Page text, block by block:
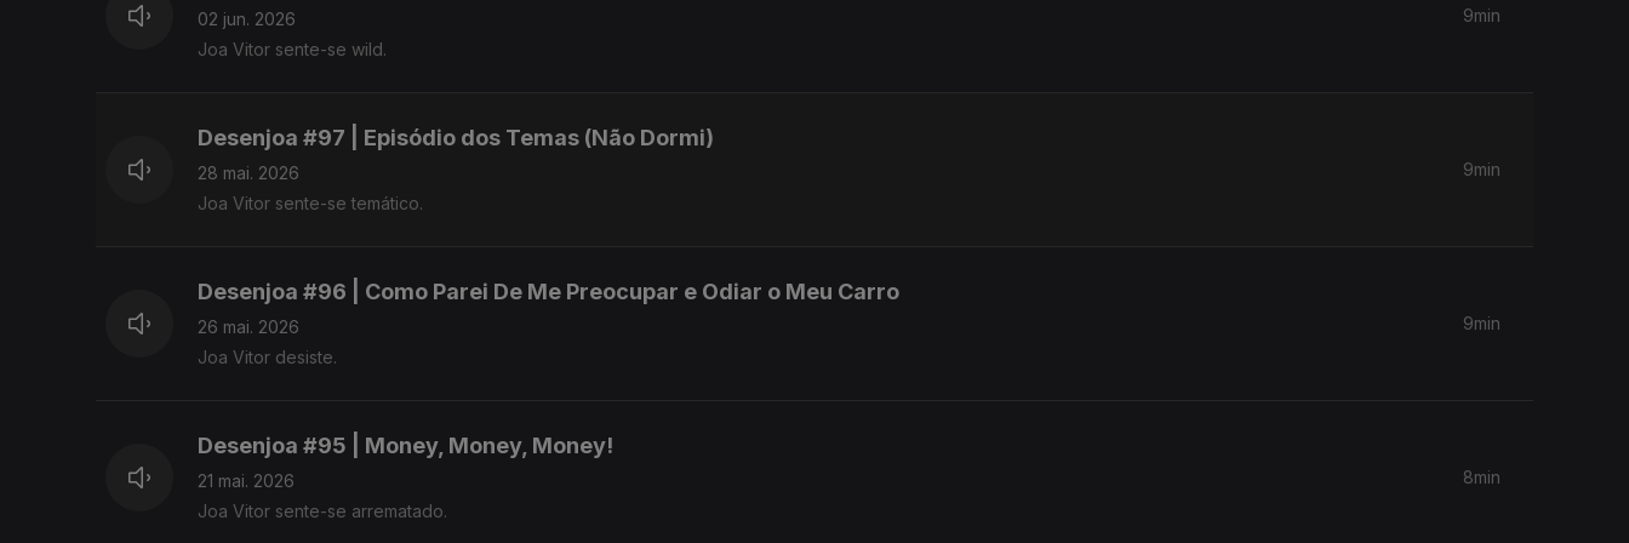
02 jun. 2026
Joa Vitor sente-se wild.
9min
Desenjoa #97 | Episódio dos Temas (Não Dormi)
28 mai. 2026
Joa Vitor sente-se temático.
9min
Desenjoa #96 | Como Parei De Me Preocupar e Odiar o Meu Carro
26 mai. 2026
Joa Vitor desiste.
9min
Desenjoa #95 | Money, Money, Money!
21 mai. 2026
Joa Vitor sente-se arrematado.
8min